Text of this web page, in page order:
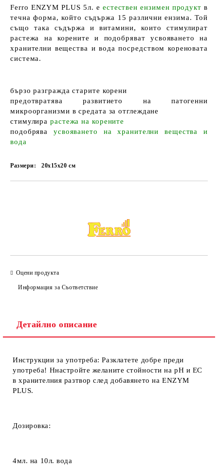
Ferro ENZYM PLUS 5л. е естествен ензимен продукт в
течна форма, който съдържа 15 различни ензима. Той
също такасъдържа ивитамини, които стимулират
растежа на корените и подобряват усвояването на
хранителни вещества и вода посредством кореновата
система.
бързо разгражда старите корени
предотвратява развитието на патогенни
микроорганизми в средата за отглеждане
стимулира растежа на корените
подобрява
усвояването на хранителни вещества и
вода
Размери: 20x15x20см
Оцени продукта
Информация за Съответствие
Детайлно описание
Инструкции за употреба: Разклатете добре преди
употреба! Ннастройте желаните стойности на pН и ЕС
в хранителния разтвор след добавянето на ENZYM
PLUS.
Дозировка:
4мл. на 10л. вода